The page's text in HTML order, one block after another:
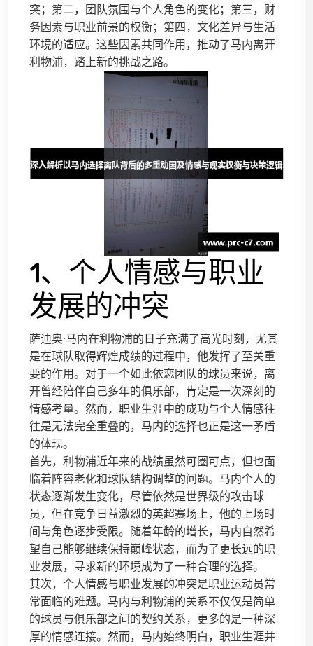
突；第二，团队氛围与个人角色的变化；第三，财
务因素与职业前景的权衡；第四，文化差异与生活
环境的适应。这些因素共同作用，推动了马内离开
利物浦，踏上新的挑战之路。
1、个人情感与职业
发展的冲突
萨迪奥·马内在利物浦的日子充满了高光时刻，尤其
是在球队取得辉煌成绩的过程中，他发挥了至关重
要的作用。对于一个如此依恋团队的球员来说，离
开曾经陪伴自己多年的俱乐部，肯定是一次深刻的
情感考量。然而，职业生涯中的成功与个人情感往
往是无法完全重叠的，马内的选择也正是这一矛盾
的体现。
首先，利物浦近年来的战绩虽然可圈可点，但也面
临着阵容老化和球队结构调整的问题。马内个人的
状态逐渐发生变化，尽管依然是世界级的攻击球
员，但在竞争日益激烈的英超赛场上，他的上场时
间与角色逐步受限。随着年龄的增长，马内自然希
望自己能够继续保持巅峰状态，而为了更长远的职
业发展，寻求新的环境成为了一种合理的选择。
其次，个人情感与职业发展的冲突是职业运动员常
常面临的难题。马内与利物浦的关系不仅仅是简单
的球员与俱乐部之间的契约关系，更多的是一种深
厚的情感连接。然而，马内始终明白，职业生涯并